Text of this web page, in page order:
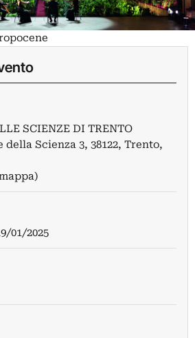
SCIENZE DI TRENTO
della Scienza 3, 38122, Trento,
01/2025